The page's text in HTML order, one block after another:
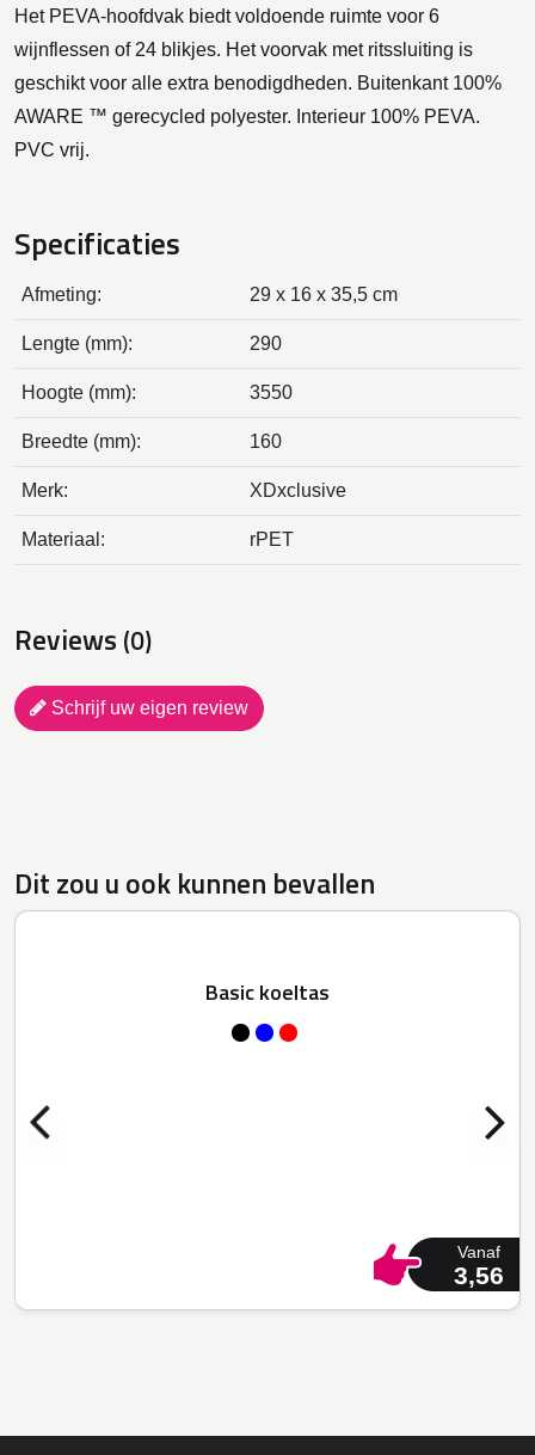
Het PEVA-hoofdvak biedt voldoende ruimte voor 6
wijnflessen of 24 blikjes. Het voorvak met ritssluiting is
geschikt voor alle extra benodigdheden. Buitenkant 100%
AWARE ™ gerecycled polyester. Interieur 100% PEVA.
PVC vrij.
Specificaties
Afmeting: 29 x 16 x 35,5 cm
Lengte (mm): 290
Hoogte (mm): 3550
Breedte (mm): 160
Merk: XDxclusive
Materiaal: rPET
Reviews (0)
Schrijf uw eigen review
Dit zou u ook kunnen bevallen
Basic koeltas
Vanaf
3,56